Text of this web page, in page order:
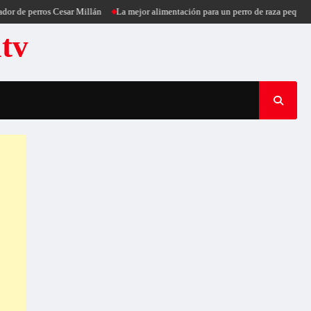
Cesar Millán La mejor alimentación para un perro de raza pequeña